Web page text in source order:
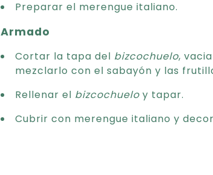
Preparar el merengue italiano.
Armado
Cortar la tapa del bizcochuelo,
mezclarlo con el sabayón y las
Rellenar el bizcochuelo y tapar.
Cubrir con merengue italiano y